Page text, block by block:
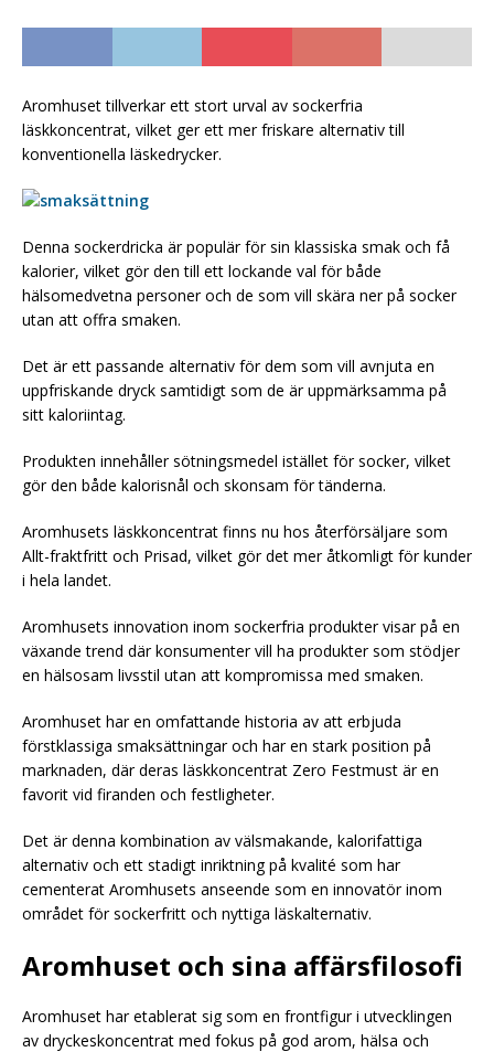
Aromhuset tillverkar ett stort urval av sockerfria
läskkoncentrat, vilket ger ett mer friskare alternativ till
konventionella läskedrycker.
Denna sockerdricka är populär för sin klassiska smak och få
kalorier, vilket gör den till ett lockande val för både
hälsomedvetna personer och de som vill skära ner på socker
utan att offra smaken.
Det är ett passande alternativ för dem som vill avnjuta en
uppfriskande dryck samtidigt som de är uppmärksamma på
sitt kaloriintag.
Produkten innehåller sötningsmedel istället för socker, vilket
gör den både kalorisnål och skonsam för tänderna.
Aromhusets läskkoncentrat finns nu hos återförsäljare som
Allt-fraktfritt och Prisad, vilket gör det mer åtkomligt för kunder
i hela landet.
Aromhusets innovation inom sockerfria produkter visar på en
växande trend där konsumenter vill ha produkter som stödjer
en hälsosam livsstil utan att kompromissa med smaken.
Aromhuset har en omfattande historia av att erbjuda
förstklassiga smaksättningar och har en stark position på
marknaden, där deras läskkoncentrat Zero Festmust är en
favorit vid firanden och festligheter.
Det är denna kombination av välsmakande, kalorifattiga
alternativ och ett stadigt inriktning på kvalité som har
cementerat Aromhusets anseende som en innovatör inom
området för sockerfritt och nyttiga läskalternativ.
Aromhuset och sina affärsfilosofi
Aromhuset har etablerat sig som en frontfigur i utvecklingen
av dryckeskoncentrat med fokus på god arom, hälsa och